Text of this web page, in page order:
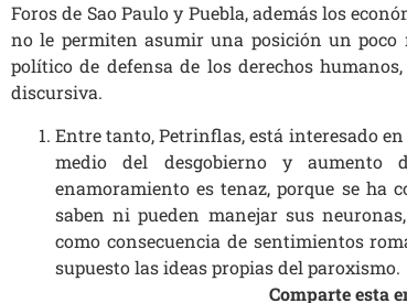
Foros de Sao Paulo y Puebla, además los
no le permiten asumir una posición un poco
político de defensa de los derechos
discursiva.
Entre tanto, Petrinflas, está interesado
medio del desgobierno y
enamoramiento es tenaz, porque se ha
saben ni pueden manejar sus
como consecuencia de sentimientos
supuesto las ideas propias del paroxismo.
Comparte esta